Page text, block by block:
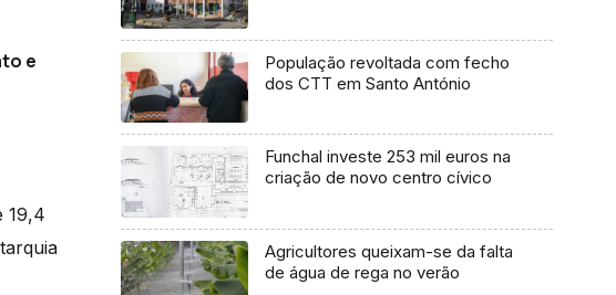
e
19,4
População revoltada com fecho
dos CTT em Santo António
Funchal investe 253 mil euros na
criação de novo centro cívico
Agricultores queixam-se da falta
de água de rega no verão